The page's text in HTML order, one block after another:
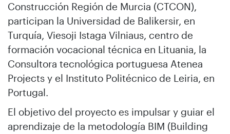
Construcción Región de Murcia (CTCON),
participan la Universidad de Balikersir, en
Turquía, Viesoji Istaga Vilniaus, centro de
formación vocacional técnica en Lituania, la
Consultora tecnológica portuguesa Atenea
Projects y el Instituto Politécnico de Leiria, en
Portugal.
El objetivo del proyecto es impulsar y guiar el
aprendizaje de la metodología BIM (Building